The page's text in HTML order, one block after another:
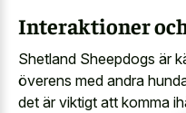
Interaktioner
Shetland Sheepdogs är
överens med andra
det är viktigt att komma